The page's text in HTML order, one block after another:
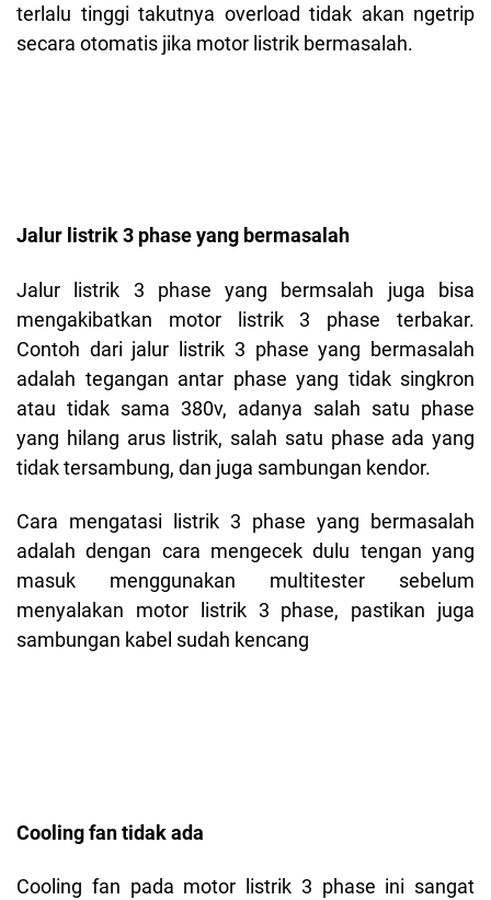
terlalu tinggi takutnya overload tidak akan ngetrip
secara otomatis jika motor listrik bermasalah.
Jalur listrik 3 phase yang bermasalah
Jalur listrik 3 phase yang bermsalah juga bisa
mengakibatkan motor listrik 3 phase terbakar.
Contoh dari jalur listrik 3 phase yang bermasalah
adalah tegangan antar phase yang tidak singkron
atau tidak sama 380v, adanya salah satu phase
yang hilang arus listrik, salah satu phase ada yang
tidak tersambung, dan juga sambungan kendor.
Cara mengatasi listrik 3 phase yang bermasalah
adalah dengan cara mengecek dulu tengan yang
masuk menggunakan multitester sebelum
menyalakan motor listrik 3 phase, pastikan juga
sambungan kabel sudah kencang
Cooling fan tidak ada
Cooling fan pada motor listrik 3 phase ini sangat